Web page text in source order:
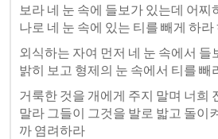
보라 네 눈 속에 들보가 있는데 어
나로 네 눈 속에 있는 티를 빼게 하
외식하는 자여 먼저 네 눈 속에서 들
밝히 보고 형제의 눈 속에서 티를 빼
거룩한 것을 개에게 주지 말며 너희
말라 그들이 그것을 발로 밟고 돌이
까 염려하라